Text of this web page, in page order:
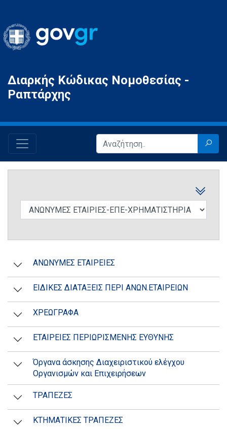
Gov.gr
Διαρκής Κώδικας Νομοθεσίας -
Ραπτάρχης
ΑΝΩΝΥΜΕΣ ΕΤΑΙΡΕΙΕΣ
ΕΙΔΙΚΕΣ ΔΙΑΤΑΞΕΙΣ ΠΕΡΙ ΑΝΩΝ.ΕΤΑΙΡΕΙΩΝ
ΧΡΕΩΓΡΑΦΑ
ΕΤΑΙΡΕΙΕΣ ΠΕΡΙΩΡΙΣΜΕΝΗΣ ΕΥΘΥΝΗΣ
Όργανα άσκησης Διαχειριστικού ελέγχου
Οργανισμών και Επιχειρήσεων
ΤΡΑΠΕΖΕΣ
ΚΤΗΜΑΤΙΚΕΣ ΤΡΑΠΕΖΕΣ